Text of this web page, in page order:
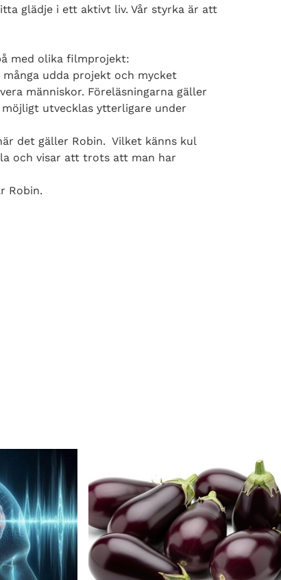
glädje i ett aktivt liv. Vår styrka är att
med olika filmprojekt:
udda projekt och mycket
människor. Föreläsningarna gäller
utvecklas ytterligare under
det gäller Robin. Vilket känns kul
och visar att trots att man har
Robin.